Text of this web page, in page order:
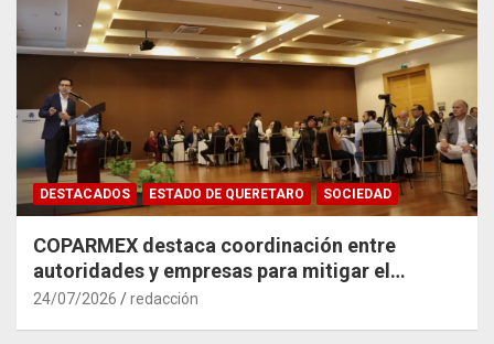
DESTACADOS ESTADO DE QUERETARO SOCIEDAD
COPARMEX destaca coordinación entre
autoridades y empresas para mitigar el
impacto del Tren México–Querétaro
24/07/2026 redacción